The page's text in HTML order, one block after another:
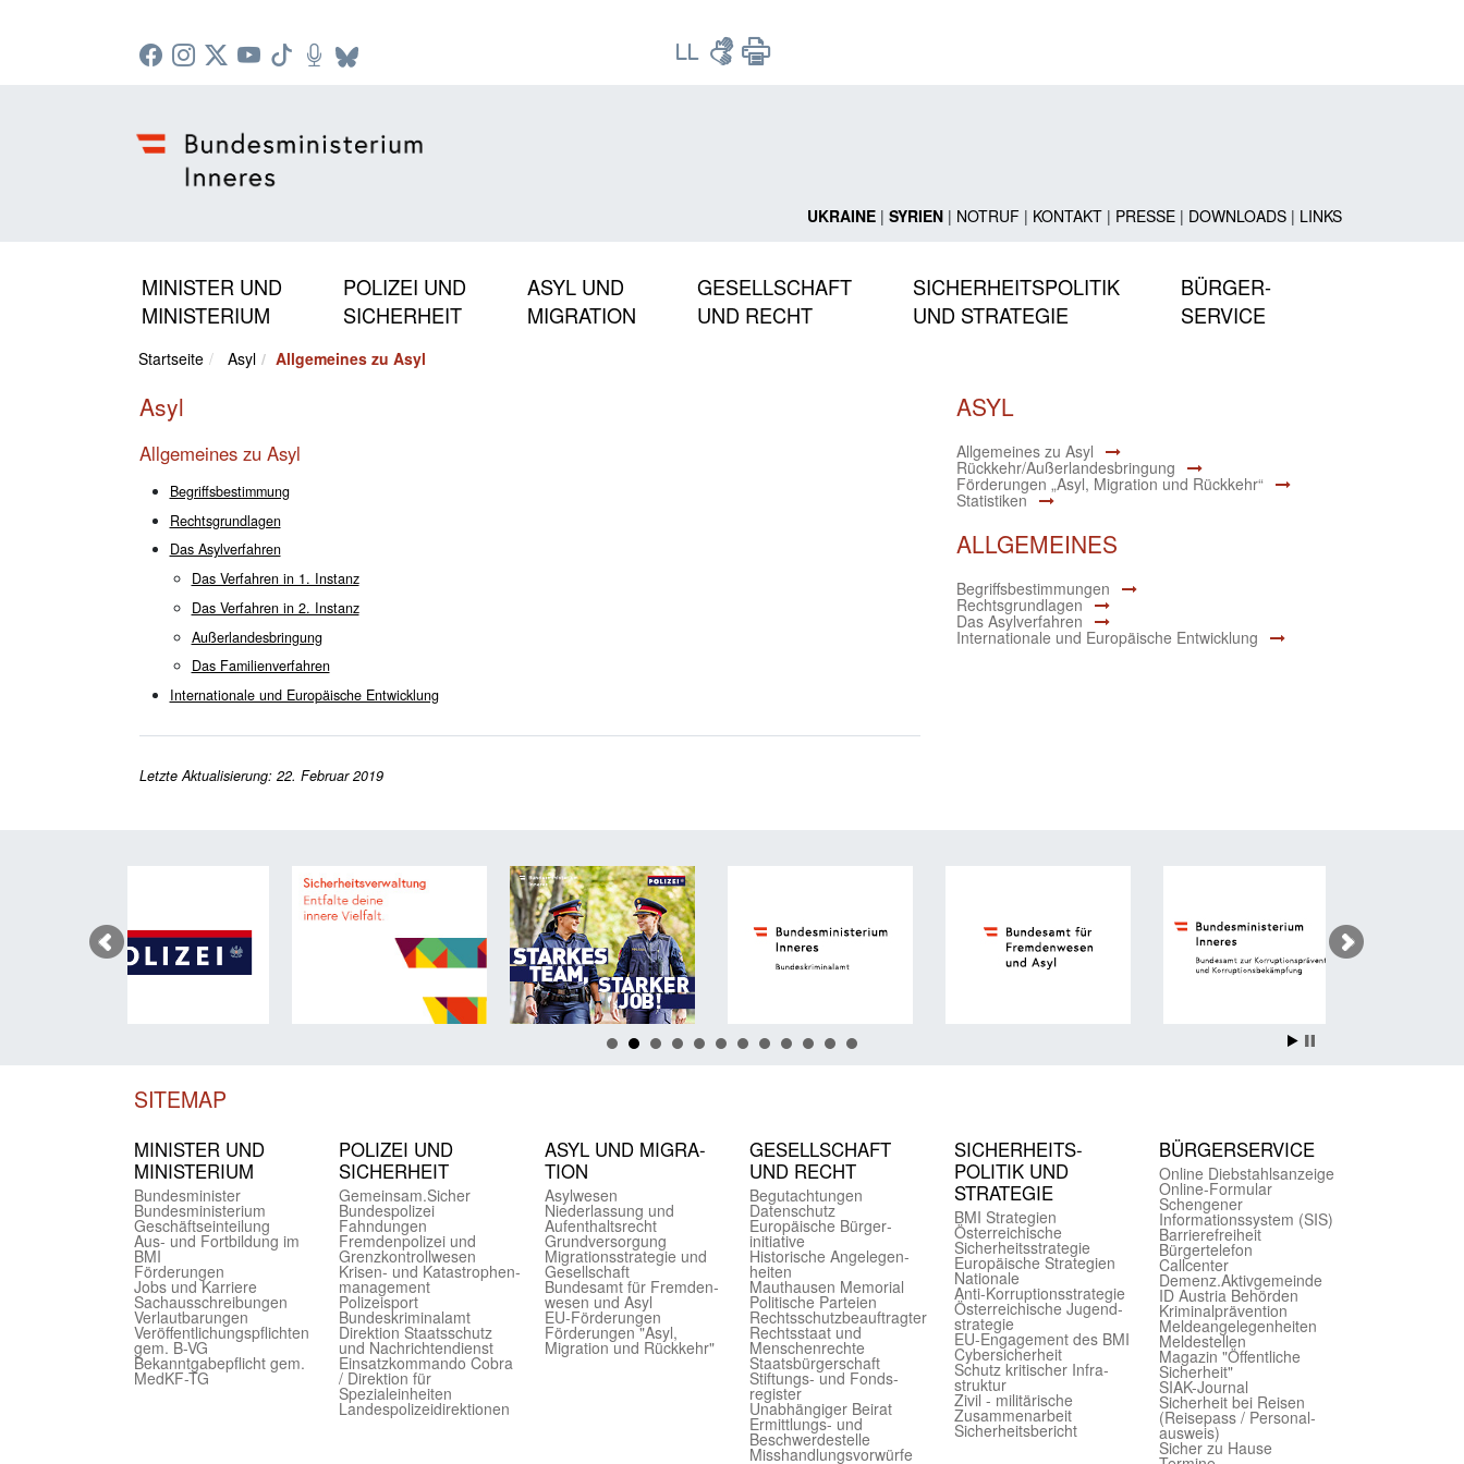
UKRAINE| SYRIEN| NOTRUF| KONTAKT| PRESSE| DOWNLOADS| LINKS
MINISTER UND
MINISTERIUM
POLIZEI UND
SICHERHEIT
ASYL UND
MIGRATION
GESELLSCHAFT
UND RECHT
SICHERHEITSPOLITIK
UND STRATEGIE
BÜRGER-
SERVICE
Startseite Asyl Allgemeines zu Asyl
Asyl
Allgemeines zu Asyl
Begriffsbestimmung
Rechtsgrundlagen
Das Asylverfahren
Das Verfahren in 1. Instanz
Das Verfahren in 2. Instanz
Außerlandesbringung
Das Familienverfahren
Internationale und Europäische Entwicklung
Letzte Aktualisierung: 22. Februar 2019
ASYL
Allgemeines zu Asyl
Rückkehr/Außerlandesbringung
Förderungen „Asyl, Migration und Rückkehr“
Statistiken
ALLGEMEINES
Begriffsbestimmungen
Rechtsgrundlagen
Das Asylverfahren
Internationale und Europäische Entwicklung
SITEMAP
MINISTER UND
MINIST­ERIUM
Bundes­minister
Bundes­ministerium
Geschäfts­einteilung
Aus- und Fortbildung im
BMI
Förderungen
Jobs und Karriere
Sachaus­schreibungen
Verlautbarungen
Veröffentlichungspflichten
gem. B-VG
Bekanntgabepflicht gem.
MedKF-TG
POLIZEI UND
SICHER­HEIT
Gemein­sam.Sicher
Bundes­polizei
Fahndungen
Fremdenpolizei und
Grenzkontrollwesen
Krisen- und Katastrophen­
management
Polizeisport
Bundes­kriminal­amt
Direktion Staats­schutz
und Nach­richten­dienst
Einsatz­kommando Cobra
/ Direktion für
Spezialeinheiten
Landes­polizei­direk­tionen
ASYL UND MIGRA­
TION
Asyl­wesen
Nieder­lassung und
Aufent­halts­recht
Grund­versorgung
Migrations­strategie und
Gesell­schaft
Bundes­amt für Fremden­
wesen und Asyl
EU-Förde­rungen
Förderungen "Asyl,
Migration und Rückkehr"
GE­SELL­SCHAFT
UND RECHT
Begut­achtungen
Daten­schutz
Europäische Bürger­
initiative
Historische Angelegen­
heiten
Mauthausen Memorial
Politische Parteien
Rechts­schutz­beauftragter
Rechts­staat und
Menschen­rechte
Staats­bürger­schaft
Stiftungs- und Fonds­
register
Unab­hängiger Beirat
Ermittlungs- und
Beschwerde­stelle
Misshandlungs­vorwürfe
SICHER­HEITS­
POLITIK UND
STRATEGIE
BMI Strategien
Öster­reichische
Sicherheits­strategie
Europäische Strategien
Nationale
Anti-Korruptions­strategie
Öster­reichische Jugend­
strategie
EU-Engagement des BMI
Cybersicherheit
Schutz kritischer Infra­
struktur
Zivil - militärische
Zusammen­arbeit
Sicherheits­bericht
BÜRGER­SERVICE
Online Diebstahls­anzeige
Online-Formular
Schengener
Informationssystem (SIS)
Barriere­freiheit
Bürger­telefon
Call­center
Demenz.Aktiv­gemeinde
ID Austria Behörden
Kriminal­prävention
Melde­an­ge­le­gen­heiten
Meld­estellen
Magazin "Öffentliche
Sicherheit"
SIAK-Journal
Sicherheit bei Reisen
(Reise­pass / Personal­
ausweis)
Sicher zu Hause